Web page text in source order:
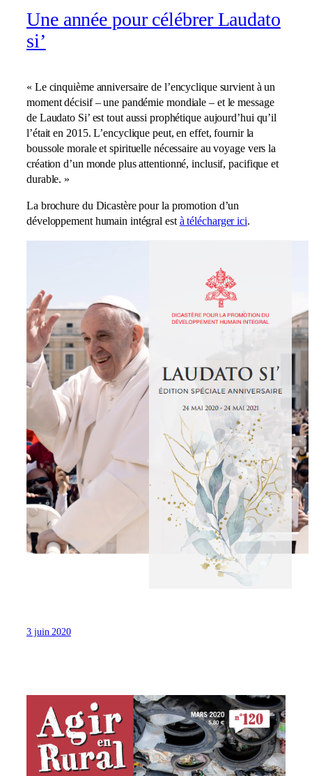
Une année pour célébrer Laudato
si’
« Le cinquième anniversaire de l’encyclique survient à un
moment décisif – une pandémie mondiale – et le message
de Laudato Si’ est tout aussi prophétique aujourd’hui qu’il
l’était en 2015. L’encyclique peut, en effet, fournir la
boussole morale et spirituelle nécessaire au voyage vers la
création d’un monde plus attentionné, inclusif, pacifique et
durable. »
La brochure du Dicastère pour la promotion d’un
développement humain intégral està télécharger ici.
3 juin 2020